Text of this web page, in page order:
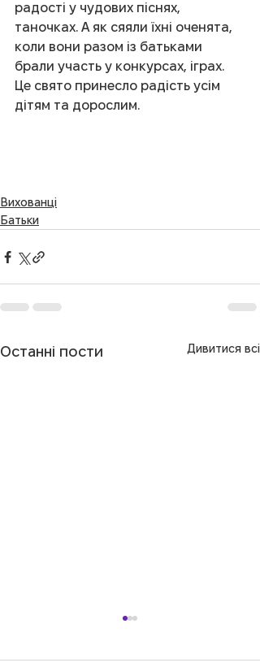
радості у чудових піснях,
таночках. А як сяяли їхні оченята,
коли вони разом із батьками
брали участь у конкурсах, іграх.
Це свято принесло радість усім
дітям та дорослим.
Вихованці
Батьки
Останні пости Дивитися всі